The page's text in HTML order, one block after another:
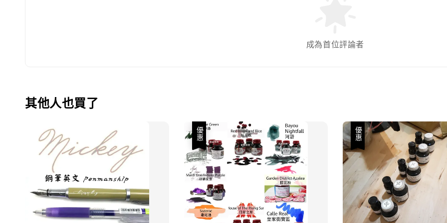
成為首位評論者
其他人也買了
優惠 優惠